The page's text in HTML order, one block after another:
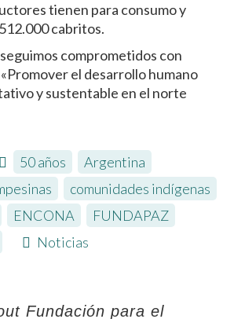
tienen para consumo y
cabritos.
comprometidos con
el desarrollo humano
y sustentable en el norte
50 años Argentina
comunidades indígenas
ENCONA FUNDAPAZ
Noticias
Fundación para el